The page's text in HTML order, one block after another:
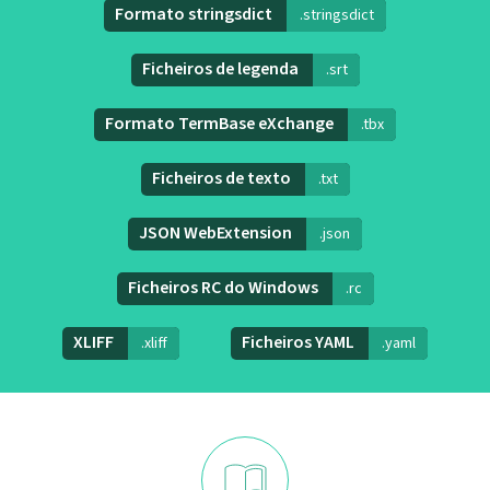
Formato stringsdict .stringsdict
Ficheiros de legenda .srt
Formato TermBase eXchange .tbx
Ficheiros de texto .txt
JSON WebExtension .json
Ficheiros RC do Windows .rc
XLIFF .xliff Ficheiros YAML .yaml